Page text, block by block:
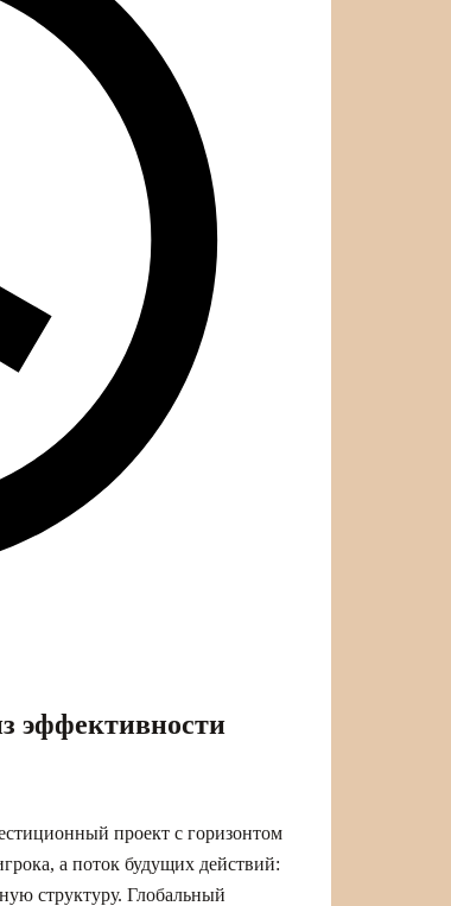
эффективности
проект с горизонтом
а поток будущих действий:
структуру. Глобальный